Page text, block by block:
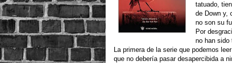
tatuado,
de Down y,
no son su
Por
no han sido
La primera de la serie que podemos
que no debería pasar desapercibida a